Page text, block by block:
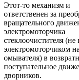
Этот-то механизм и
ответственен за
вращательного
электромоторчика
стеклоочистителя (не
электромоторчиком
омывателя) в
поступательное
дворников.